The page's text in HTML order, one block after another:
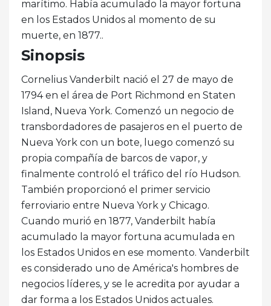
marítimo. Había acumulado la mayor fortuna
en los Estados Unidos al momento de su
muerte, en 1877..
Sinopsis
Cornelius Vanderbilt nació el 27 de mayo de
1794 en el área de Port Richmond en Staten
Island, Nueva York. Comenzó un negocio de
transbordadores de pasajeros en el puerto de
Nueva York con un bote, luego comenzó su
propia compañía de barcos de vapor, y
finalmente controló el tráfico del río Hudson.
También proporcionó el primer servicio
ferroviario entre Nueva York y Chicago.
Cuando murió en 1877, Vanderbilt había
acumulado la mayor fortuna acumulada en
los Estados Unidos en ese momento. Vanderbilt
es considerado uno de América's hombres de
negocios líderes, y se le acredita por ayudar a
dar forma a los Estados Unidos actuales.